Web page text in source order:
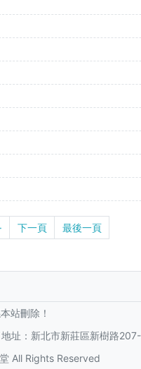
下一頁 最後一頁
站刪除！
址：新北市新莊區新樹路
All Rights Reserved